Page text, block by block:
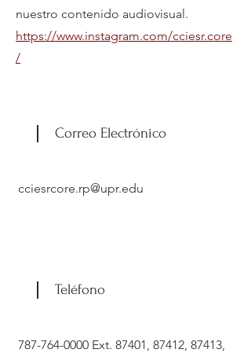
nuestro contenido audiovisual.
https://www.instagram.com/cciesr.core
/
Correo Electrónico
cciesrcore.rp@upr.edu
Teléfono
787-764-0000 Ext. 87401, 87412, 87413,